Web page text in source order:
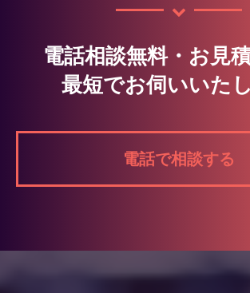
電話相談無料・お見
最短でお伺いいた
電話で相談する